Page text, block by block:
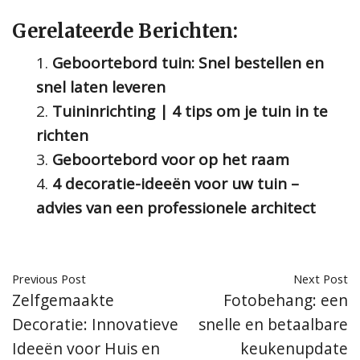
Gerelateerde Berichten:
Geboortebord tuin: Snel bestellen en
snel laten leveren
Tuininrichting | 4 tips om je tuin in te
richten
Geboortebord voor op het raam
4 decoratie-ideeën voor uw tuin –
advies van een professionele architect
Previous Post
Zelfgemaakte
Decoratie: Innovatieve
Ideeën voor Huis en
Next Post
Fotobehang: een
snelle en betaalbare
keukenupdate